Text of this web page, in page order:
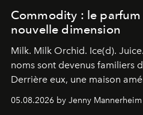
Commodity : le
nouvelle dimension
Milk. Milk Orchid. Ice(d). Juice.
noms sont devenus familiers
Derrière eux, une maison
codes de la parfumerie
une approche aussi intuitive
05.08.2026 by Jenny Mannerheim